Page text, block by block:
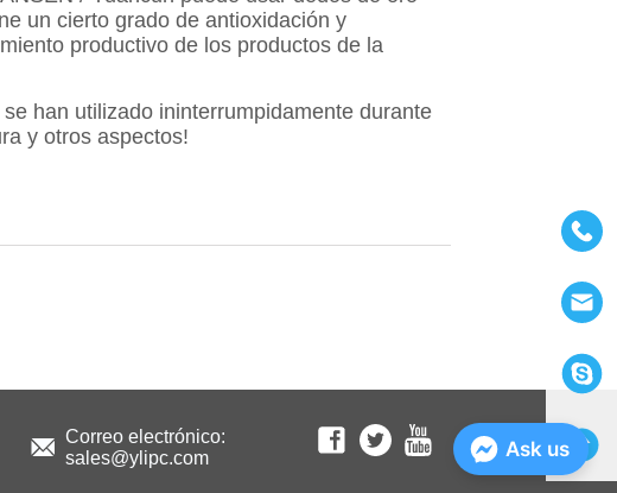
Correo electrónico:
sales@ylipc.com
Ask us